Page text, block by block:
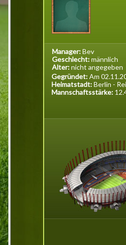
Manager:Bev
Geschlecht:männlich
Alter:nicht angegeben
Gegründet:Am
Heimatstadt:Berlin -
Mannschaftsstärke: